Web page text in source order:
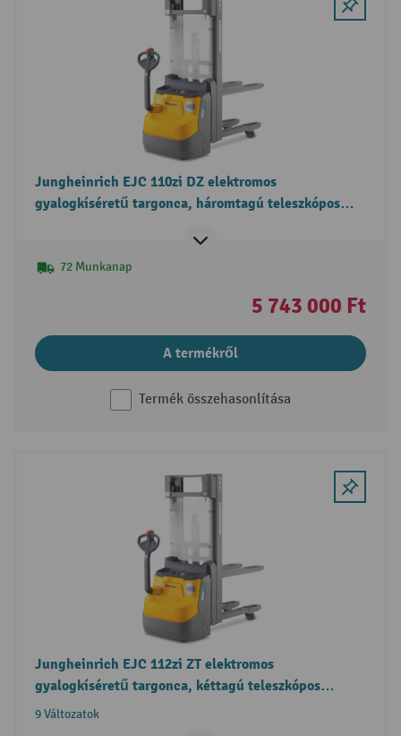
Jungheinrich EJC 110zi DZ elektromos
gyalogkíséretű targonca, háromtagú teleszkópos
72 Munkanap
5 743 000 Ft
A termékről
Termék összehasonlítása
Jungheinrich EJC 112zi ZT elektromos
gyalogkíséretű targonca, kéttagú teleszkópos
emelőoszlop
9 Változatok